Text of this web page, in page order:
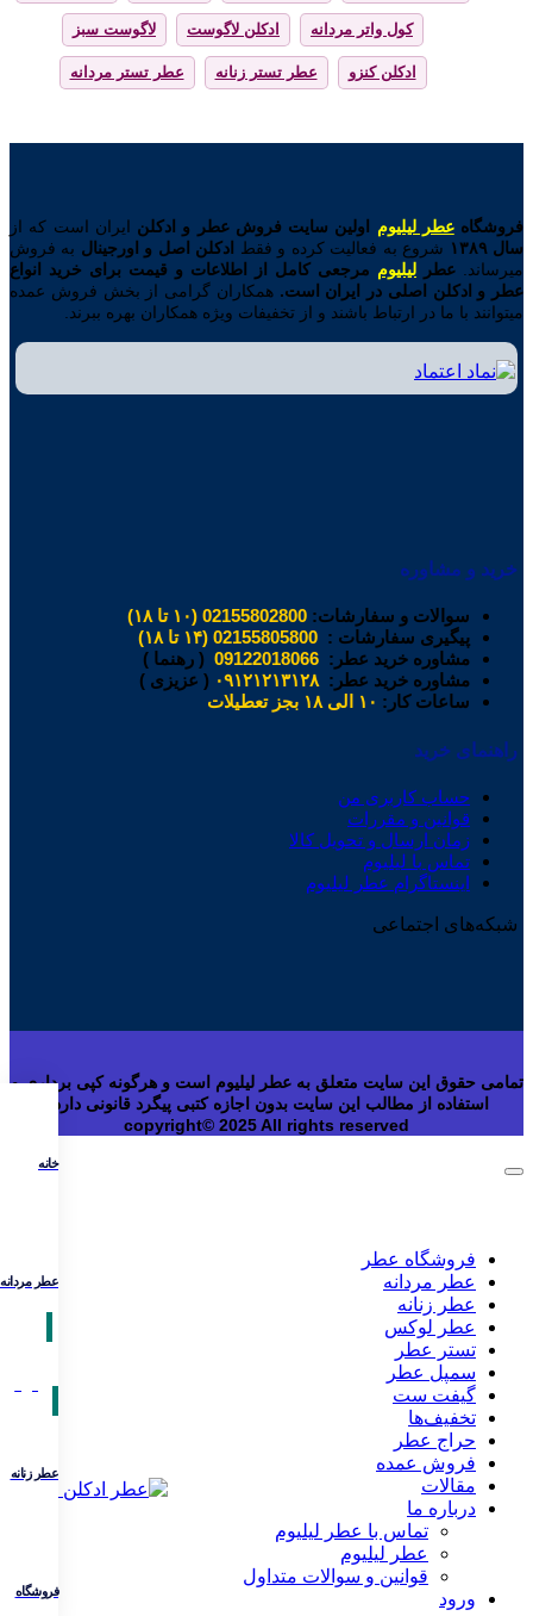
کول واتر مردانه ادکلن لاگوست لاگوست سبز
ادکلن کنزو عطر تستر زنانه عطر تستر مردانه
فروشگاهعطر لیلیوم اولین سایت فروش عطر و ادکلن ایران است که از
سال ۱۳۸۹
شروع به فعالیت کرده و فقط ادکلن اصل و اورجینال به فروش
میرساند. عطر لیلیوم مرجعی کامل از اطلاعات و قیمت برای خرید انواع
عطر و ادکلن اصلی در ایران است. همکاران گرامی از بخش فروش عمده
میتوانند با ما در ارتباط باشند و از تخفیفات ویژه همکاران بهره ببرند.
خرید و مشاوره
سوالات و سفارشات: 02155802800 (۱۰ تا ۱۸)
پیگیری سفارشات : 02155805800 (۱۴ تا ۱۸)
مشاوره خرید عطر: 09122018066 ( رهنما )
مشاوره خرید عطر: ۰۹۱۲۱۲۱۳۱۲۸ ( عزیزی )
ساعات کار: ۱۰ الی ۱۸ بجز تعطیلات
راهنمای خرید
حساب کاربری من
قوانین و مقررات
زمان ارسال و تحویل کالا
تماس با لیلیوم
اینستاگرام عطر لیلیوم
شبکه‌های اجتماعی
تمامی حقوق این سایت متعلق به عطر لیلیوم است و هرگونه کپی برداری و
استفاده از مطالب این سایت بدون اجازه کتبی پیگرد قانونی دارد.
copyright© 2025 All rights reserved
فروشگاه عطر
عطر مردانه
عطر زنانه
عطر لوکس
تستر عطر
سمپل عطر
گیفت ست
تخفیف‌ها
حراج عطر
فروش عمده
مقالات
درباره ما
تماس با عطر لیلیوم
عطر لیلیوم
قوانین و سوالات متداول
ورود
خانه
عطر مردانه
عطر زنانه
فروشگاه